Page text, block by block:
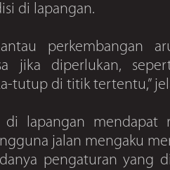
di lapangan.
perkembangan
jika diperlukan,
tutup di titik tertentu,”
di lapangan mendapat
jalan mengaku
pengaturan yang